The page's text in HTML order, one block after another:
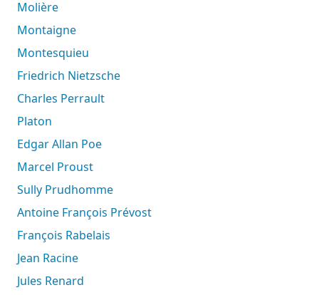
Molière
Montaigne
Montesquieu
Friedrich Nietzsche
Charles Perrault
Platon
Edgar Allan Poe
Marcel Proust
Sully Prudhomme
Antoine François Prévost
François Rabelais
Jean Racine
Jules Renard